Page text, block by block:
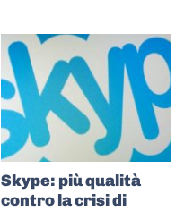
Skype: più qualità
contro la crisi di